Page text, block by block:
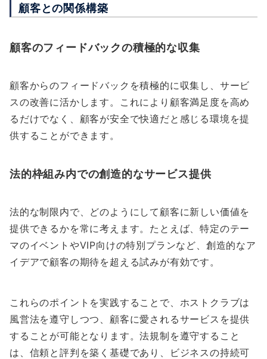
顧客との関係構築
顧客のフィードバックの積極的な収集
顧客からのフィードバックを積極的に収集し、サービ
スの改善に活かします。これにより顧客満足度を高め
るだけでなく、顧客が安全で快適だと感じる環境を提
供することができます。
法的枠組み内での創造的なサービス提供
法的な制限内で、どのようにして顧客に新しい価値を
提供できるかを常に考えます。たとえば、特定のテー
マのイベントやVIP向けの特別プランなど、創造的なア
イデアで顧客の期待を超える試みが有効です。
これらのポイントを実践することで、ホストクラブは
風営法を遵守しつつ、顧客に愛されるサービスを提供
することが可能となります。法規制を遵守すること
は、信頼と評判を築く基礎であり、ビジネスの持続可